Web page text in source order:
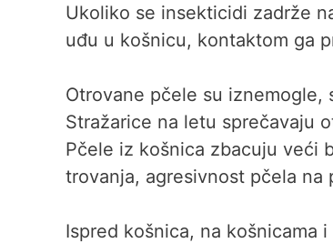
Ukoliko se insekticidi zadrže
uđu u košnicu, kontaktom ga
Otrovane pčele su iznemogle,
Stražarice na letu sprečavaju
Pčele iz košnica zbacuju veći
trovanja, agresivnost pčela na
Ispred košnica, na košnicama